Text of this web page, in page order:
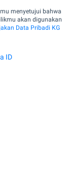
menyetujui bahwa
akan digunakan
Data Pribadi KG
ID